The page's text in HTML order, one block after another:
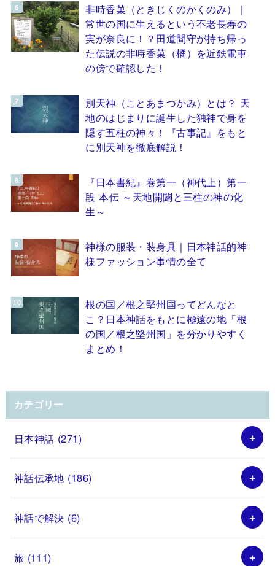
非時香菓（ときじくのかくのみ）｜
常世の国に生えるという不老長寿の
実が奈良に！？田道間守が持ち帰っ
た伝説の非時香菓（橘）を近鉄電車
の傍で確認した！
別天神（ことあまつかみ）とは？ 天
地のはじまりに誕生した独神で身を
隠す五柱の神々！『古事記』をもと
に別天神を徹底解説！
『日本書紀』巻第一（神代上）第一
段 本伝 ～天地開闢と三柱の神の化
生～
神様の服装・装身具｜日本神話的神
様ファッション事情の全て
根の国／根之堅州国ってどんなと
こ？日本神話をもとに極遠の地「根
の国／根之堅州国」を分かりやすく
まとめ！
カテゴリー
日本神話 (271)
神話伝承地 (186)
神話で解決 (6)
旅 (111)